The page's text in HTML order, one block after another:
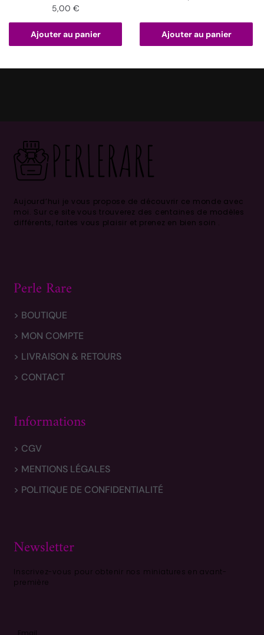
5,00 €
Ajouter au panier Ajouter au panier
Aujourd’hui je vous propose de découvrir ce monde avec
moi. Sur ce site vous trouverez des centaines de modèles
différents, faites vous plaisir et prenez en bien soin .
Perle Rare
> BOUTIQUE
> MON COMPTE
> LIVRAISON & RETOURS
> CONTACT
Informations
> CGV
> MENTIONS LÉGALES
> POLITIQUE DE CONFIDENTIALITÉ
Newsletter
Inscrivez-vous pour obtenir nos miniatures en avant-
première